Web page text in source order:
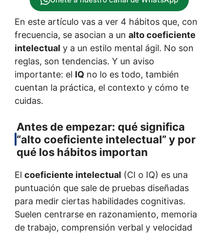
En este artículo vas a ver 4 hábitos que, con
frecuencia, se asocian a un alto coeficiente
intelectual y a un estilo mental ágil. No son
reglas, son tendencias. Y un aviso
importante: el IQ no lo es todo, también
cuentan la práctica, el contexto y cómo te
cuidas.
Antes de empezar: qué significa
“alto coeficiente intelectual” y por
qué los hábitos importan
El coeficiente intelectual (CI o IQ) es una
puntuación que sale de pruebas diseñadas
para medir ciertas habilidades cognitivas.
Suelen centrarse en razonamiento, memoria
de trabajo, comprensión verbal y velocidad